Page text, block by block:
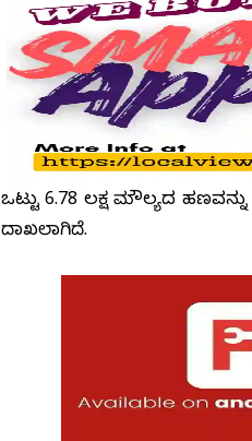
ಒಟ್ಟು ₹6.78 ಲಕ್ಷ ಮೌಲ್ಯದ
ದಾಖಲಾಗಿದೆ.